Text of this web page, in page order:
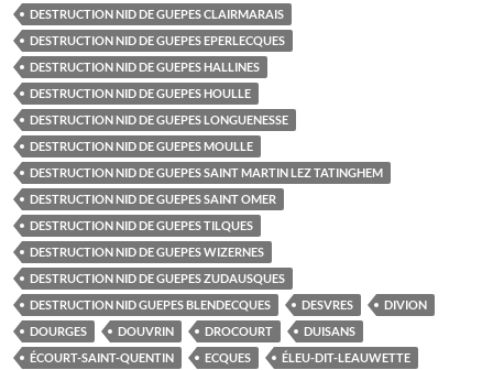
DESTRUCTION NID DE GUEPES CLAIRMARAIS
DESTRUCTION NID DE GUEPES EPERLECQUES
DESTRUCTION NID DE GUEPES HALLINES
DESTRUCTION NID DE GUEPES HOULLE
DESTRUCTION NID DE GUEPES LONGUENESSE
DESTRUCTION NID DE GUEPES MOULLE
DESTRUCTION NID DE GUEPES SAINT MARTIN LEZ TATINGHEM
DESTRUCTION NID DE GUEPES SAINT OMER
DESTRUCTION NID DE GUEPES TILQUES
DESTRUCTION NID DE GUEPES WIZERNES
DESTRUCTION NID DE GUEPES ZUDAUSQUES
DESTRUCTION NID GUEPES BLENDECQUES
DESVRES
DIVION
DOURGES
DOUVRIN DROCOURT
DUISANS
ÉCOURT-SAINT-QUENTIN
ECQUES
ÉLEU-DIT-LEAUWETTE